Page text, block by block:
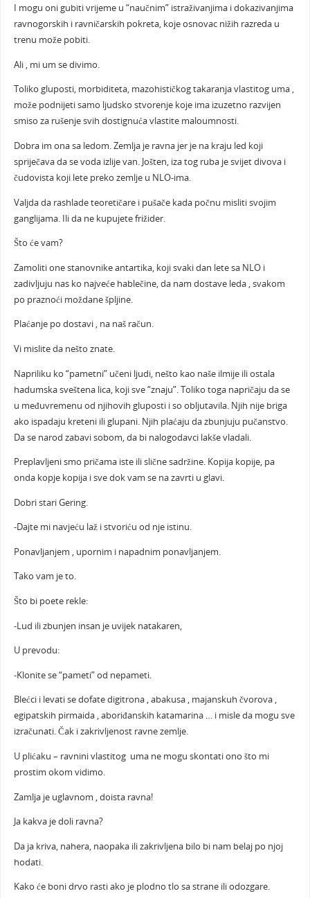
I mogu oni gubiti vrijeme u “naučnim” istraživanjima i dokazivanjima
ravnogorskih i ravničarskih pokreta, koje osnovac nižih razreda u
trenu može pobiti.
Ali , mi um se divimo.
Toliko gluposti, morbiditeta, mazohističkog takaranja vlastitog uma ,
može podnijeti samo ljudsko stvorenje koje ima izuzetno razvijen
smiso za rušenje svih dostignuća vlastite maloumnosti.
Dobra im ona sa ledom. Zemlja je ravna jer je na kraju led koji
spriječava da se voda izlije van. Jošten, iza tog ruba je svijet divova i
čudovista koji lete preko zemlje u NLO-ima.
Valjda da rashlade teoretičare i pušače kada počnu misliti svojim
ganglijama. Ili da ne kupujete frižider.
Što će vam?
Zamoliti one stanovnike antartika, koji svaki dan lete sa NLO i
zadivljuju nas ko najveće hablečine, da nam dostave leda , svakom
po praznoći moždane špljine.
Plaćanje po dostavi , na naš račun.
Vi mislite da nešto znate.
Napriliku ko “pametni” učeni ljudi, nešto kao naše ilmije ili ostala
hadumska sveštena lica, koji sve “znaju”. Toliko toga napričaju da se
u međuvremenu od njihovih gluposti i so obljutavila. Njih nije briga
ako ispadaju kreteni ili glupani. Njih plaćaju da zbunjuju pučanstvo.
Da se narod zabavi sobom, da bi nalogodavci lakše vladali.
Preplavljeni smo pričama iste ili slične sadržine. Kopija kopije, pa
onda kopje kopija i sve dok vam se na zavrti u glavi.
Dobri stari Gering.
-Dajte mi navjeću laž i stvoriću od nje istinu.
Ponavljanjem , upornim i napadnim ponavljanjem.
Tako vam je to.
Što bi poete rekle:
-Lud ili zbunjen insan je uvijek natakaren,
U prevodu:
-Klonite se “pameti” od nepameti.
Blećci i levati se dofate digitrona , abakusa , majanskuh čvorova ,
egipatskih pirmaida , aboriđanskih katamarina … i misle da mogu sve
izračunati. Čak i zakrivljenost ravne zemlje.
U plićaku – ravnini vlastitog uma ne mogu skontati ono što mi
prostim okom vidimo.
Zamlja je uglavnom , doista ravna!
Ja kakva je doli ravna?
Da ja kriva, nahera, naopaka ili zakrivljena bilo bi nam belaj po njoj
hodati.
Kako će boni drvo rasti ako je plodno tlo sa strane ili odozgare.